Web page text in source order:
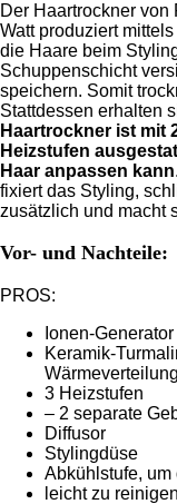
Der Haartrockner
Watt produziert
die Haare beim
Schuppenschicht
speichern. Somit
Stattdessen erhalten
Haartrockner ist mit
Heizstufen
Haar anpassen kann
fixiert das Styling,
zusätzlich und macht
Vor- und Nachteile:
PROS:
Ionen-
Keramik-
3 Heizstufen
– 2 separate
Diffusor
Stylingdüse
Abkühlstufe,
leicht zu